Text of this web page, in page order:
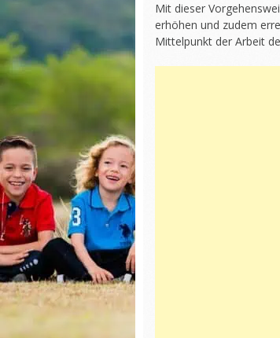
Mit dieser
erhöhen und zudem
Mittelpunkt der Arbeit